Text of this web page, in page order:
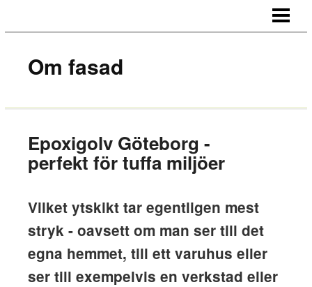
KONTAKT
Om fasad
Epoxigolv Göteborg -
perfekt för tuffa miljöer
Vilket ytskikt tar egentligen mest
stryk - oavsett om man ser till det
egna hemmet, till ett varuhus eller
ser till exempelvis en verkstad eller